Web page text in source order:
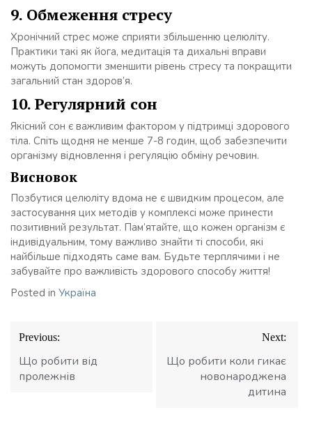
9. Обмеження стресу
Хронічний стрес може сприяти збільшенню целюліту.
Практики такі як йога, медитація та дихальні вправи
можуть допомогти зменшити рівень стресу та покращити
загальний стан здоров’я.
10. Регулярний сон
Якісний сон є важливим фактором у підтримці здорового
тіла. Спіть щодня не менше 7-8 годин, щоб забезпечити
організму відновлення і регуляцію обміну речовин.
Висновок
Позбутися целюліту вдома не є швидким процесом, але
застосування цих методів у комплексі може принести
позитивний результат. Пам’ятайте, що кожен організм є
індивідуальним, тому важливо знайти ті способи, які
найбільше підходять саме вам. Будьте терплячими і не
забувайте про важливість здорового способу життя!
Posted in Україна
Навігація
записів
Previous:
Що робити від
пролежнів
Next:
Що робити коли гикає
новонароджена
дитина